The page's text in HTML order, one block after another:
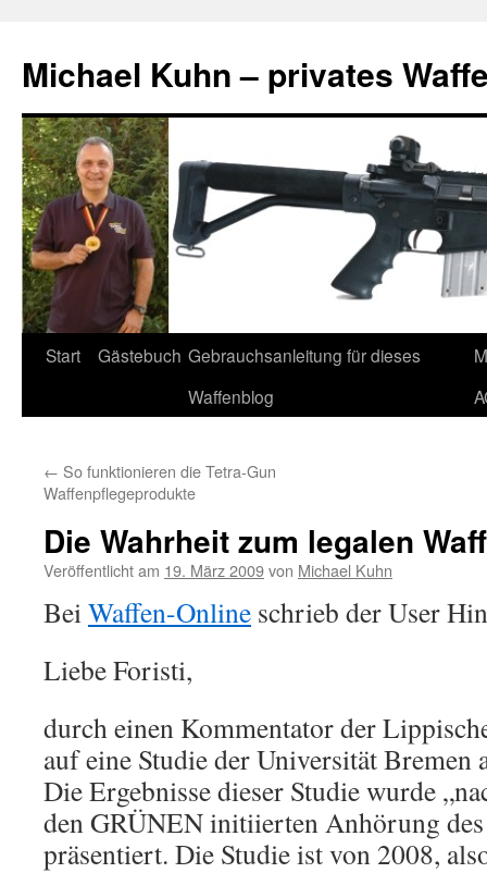
springen
Michael Kuhn – privates
Start Gästebuch Gebrauchsanleitung für dieses
Waffenblog
← So funktionieren die Tetra-Gun
Waffenpflegeprodukte
Die Wahrheit zum legalen
Veröffentlicht am 19. März 2009von Michael Kuhn
BeiWaffen-Online schrieb der User
Liebe Foristi,
durch einen Kommentator der
auf eine Studie der Universität Bremen
Die Ergebnisse dieser Studie wurde
den GRÜNEN initiierten Anhörung des
präsentiert. Die Studie ist von 2008,